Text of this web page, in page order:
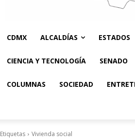
CDMX ALCALDÍAS ESTADOS
CIENCIA Y TECNOLOGÍA SENADO
COLUMNAS SOCIEDAD
Etiquetas Vivienda social